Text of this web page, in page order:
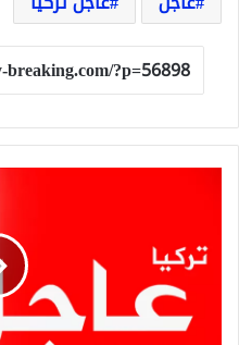
اسطنبول
واحصائيات
اليوم